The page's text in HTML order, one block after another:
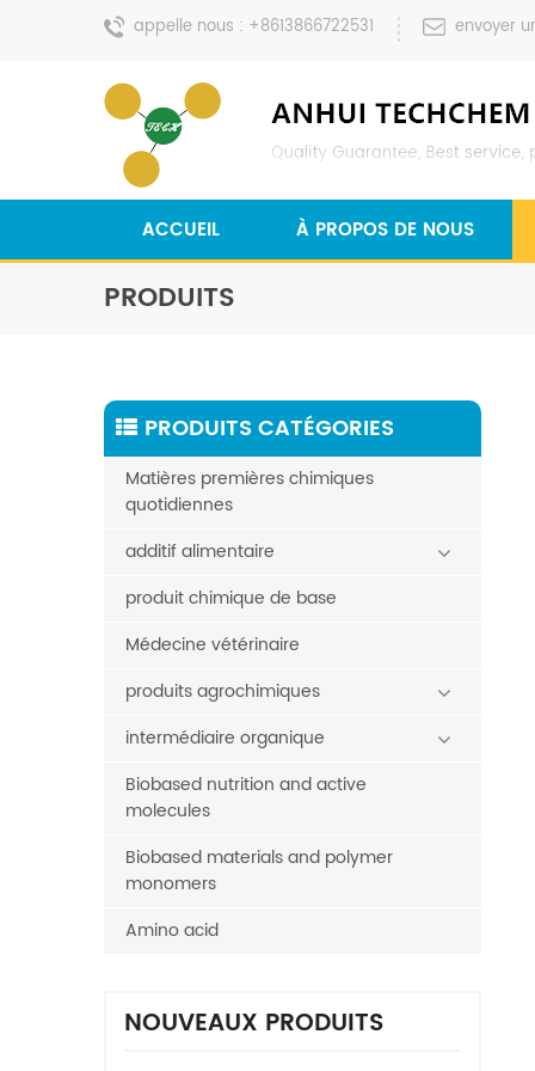
appelle nous : +8613866722531 envoyer
ACCUEIL À PROPOS DE NOUS
PRODUITS
PRODUITS CATÉGORIES
Matières premières chimiques
quotidiennes
additif alimentaire
produit chimique de base
Médecine vétérinaire
produits agrochimiques
intermédiaire organique
Biobased nutrition and active
molecules
Biobased materials and polymer
monomers
Amino acid
NOUVEAUX PRODUITS